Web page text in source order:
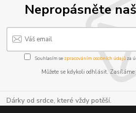
Nepropásněte
Souhlasím se zpracováním osobních údajůza
Můžete se kdykoli odhlásit.
Dárky od srdce, které vždy potěší.